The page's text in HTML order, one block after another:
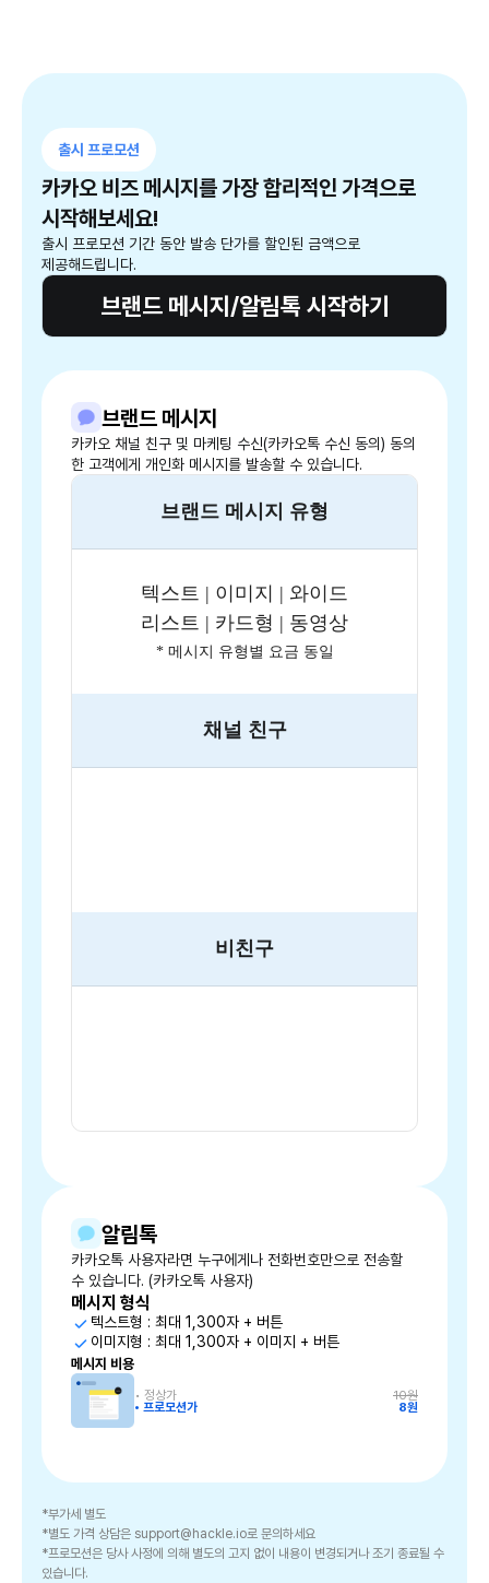
출시 프로모션
카카오 비즈 메시지를 가장 합리적인 가격으로
시작해보세요!
출시 프로모션 기간 동안 발송 단가를 할인된 금액으로
제공해드립니다.
브랜드 메시지/알림톡 시작하기
브랜드 메시지
카카오 채널 친구 및 마케팅 수신(카카오톡 수신 동의) 동의
한 고객에게 개인화 메시지를 발송할 수 있습니다.
브랜드 메시지 유형
텍스트 | 이미지 | 와이드
리스트 | 카드형 | 동영상
* 메시지 유형별 요금 동일
채널 친구
비친구
알림톡
카카오톡 사용자라면 누구에게나 전화번호만으로 전송할
수 있습니다. (카카오톡 사용자)
메시지 형식
텍스트형 : 최대 1,300자 + 버튼
이미지형 : 최대 1,300자 + 이미지 + 버튼
메시지 비용
• 정상가 10원
• 프로모션가 8원
*부가세 별도
*별도 가격 상담은 support@hackle.io로 문의하세요
*프로모션은 당사 사정에 의해 별도의 고지 없이 내용이 변경되거나 조기 종료될 수
있습니다.